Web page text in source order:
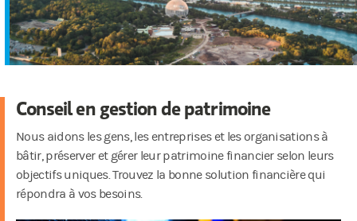
Conseil en gestion de patrimoine
Nous aidons les gens, les entreprises et les organisations à
bâtir, préserver et gérer leur patrimoine financier selon leurs
objectifs uniques. Trouvez la bonne solution financière qui
répondra à vos besoins.